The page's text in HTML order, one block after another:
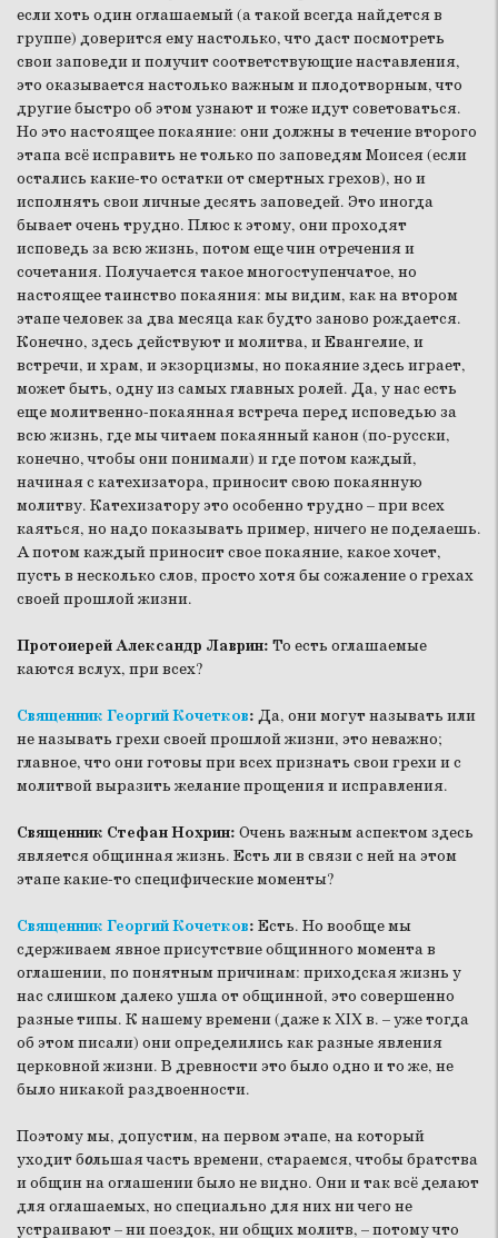
если хоть один оглашаемый (а такой всегда найдется в
группе) доверится ему настолько, что даст посмотреть
свои заповеди и получит соответствующие наставления,
это оказывается настолько важным и плодотворным, что
другие быстро об этом узнают и тоже идут советоваться.
Но это настоящее покаяние: они должны в течение второго
этапа всё исправить не только по заповедям Моисея (если
остались какие-то остатки от смертных грехов), но и
исполнять свои личные десять заповедей. Это иногда
бывает очень трудно. Плюс к этому, они проходят
исповедь за всю жизнь, потом еще чин отречения и
сочетания. Получается такое многоступенчатое, но
настоящее таинство покаяния: мы видим, как на втором
этапе человек за два месяца как будто заново рождается.
Конечно, здесь действуют и молитва, и Евангелие, и
встречи, и храм, и экзорцизмы, но покаяние здесь играет,
может быть, одну из самых главных ролей. Да, у нас есть
еще молитвенно-покаянная встреча перед исповедью за
всю жизнь, где мы читаем покаянный канон (по-русски,
конечно, чтобы они понимали) и где потом каждый,
начиная с катехизатора, приносит свою покаянную
молитву. Катехизатору это особенно трудно – при всех
каяться, но надо показывать пример, ничего не поделаешь.
А потом каждый приносит свое покаяние, какое хочет,
пусть в несколько слов, просто хотя бы сожаление о грехах
своей прошлой жизни.
Протоиерей Александр Лаврин: То есть оглашаемые
каются вслух, при всех?
Священник Георгий Кочетков: Да, они могут называть или
не называть грехи своей прошлой жизни, это неважно;
главное, что они готовы при всех признать свои грехи и с
молитвой выразить желание прощения и исправления.
Священник Стефан Нохрин: Очень важным аспектом здесь
является общинная жизнь. Есть ли в связи с ней на этом
этапе какие-то специфические моменты?
Священник Георгий Кочетков: Есть. Но вообще мы
сдерживаем явное присутствие общинного момента в
оглашении, по понятным причинам: приходская жизнь у
нас слишком далеко ушла от общинной, это совершенно
разные типы. К нашему времени (даже к XIX в. – уже тогда
об этом писали) они определились как разные явления
церковной жизни. В древности это было одно и то же, не
было никакой раздвоенности.
Поэтому мы, допустим, на первом этапе, на который
уходит большая часть времени, стараемся, чтобы братства
и общин на оглашении было не видно. Они и так всё делают
для оглашаемых, но специально для них ни чего не
устраивают – ни поездок, ни общих молитв, – потому что